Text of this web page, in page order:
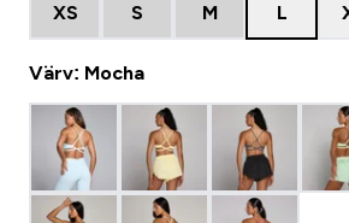
XS S M L
Värv: Mocha